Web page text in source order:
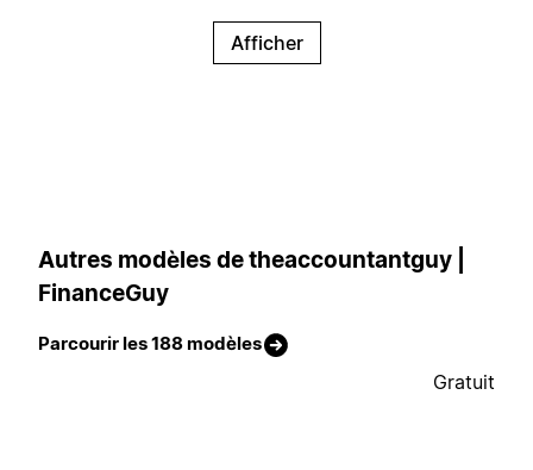
Afficher
Autres modèles de theaccountantguy |
FinanceGuy
Parcourir les 188 modèles
Gratuit